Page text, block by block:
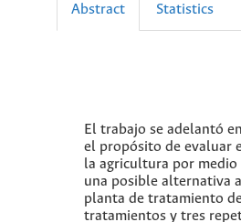
Abstract Statistics
El trabajo se adelantó
el propósito de evaluar
la agricultura por
una posible alternativa
planta de tratamiento
tratamientos y tres